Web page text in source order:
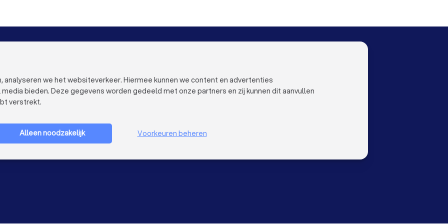
Trustoo Top Pro
Ervaringen
Blog
Werken bij Trustoo
Contact
Pers
Sitemap
analyseren we het websiteverkeer. Hiermee kunnen we content en advertenties
bieden. Deze gegevens worden gedeeld met onze partners en zij kunnen dit aanvullen
verstrekt.
Alleen noodzakelijk Voorkeuren beheren